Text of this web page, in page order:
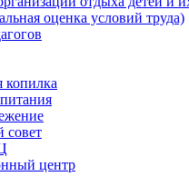
оценка условий труда)
копилка
совет
центр